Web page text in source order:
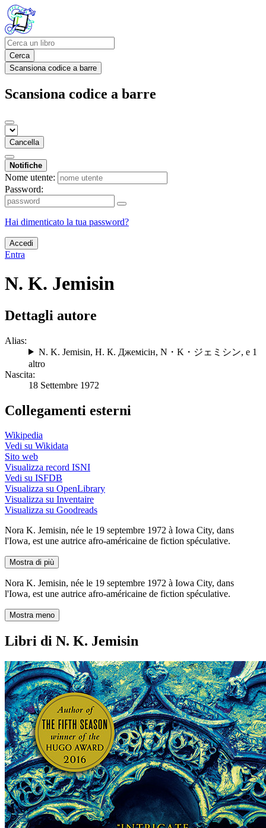
Cerca
Scansiona codice a barre
Scansiona codice a barre
Cancella
Notifiche
Nome utente:
Password:
Hai dimenticato la tua password?
Accedi
Entra
N. K. Jemisin
Dettagli autore
Alias:
N. K. Jemisin, Н. К. Джемісін, N・K・ジェミシン, e 1
altro
Nascita:
18 Settembre 1972
Collegamenti esterni
Wikipedia
Vedi su Wikidata
Sito web
Visualizza record ISNI
Vedi su ISFDB
Visualizza su OpenLibrary
Visualizza su Inventaire
Visualizza su Goodreads
Nora K. Jemisin, née le 19 septembre 1972 à Iowa City, dans
l'Iowa, est une autrice afro-américaine de fiction spéculative.
Mostra di più
Nora K. Jemisin, née le 19 septembre 1972 à Iowa City, dans
l'Iowa, est une autrice afro-américaine de fiction spéculative.
Mostra meno
Libri di N. K. Jemisin